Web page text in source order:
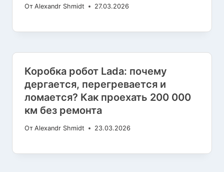
От Alexandr Shmidt 27.03.2026
Коробка робот Lada: почему
дергается, перегревается и
ломается? Как проехать 200 000
км без ремонта
От Alexandr Shmidt 23.03.2026